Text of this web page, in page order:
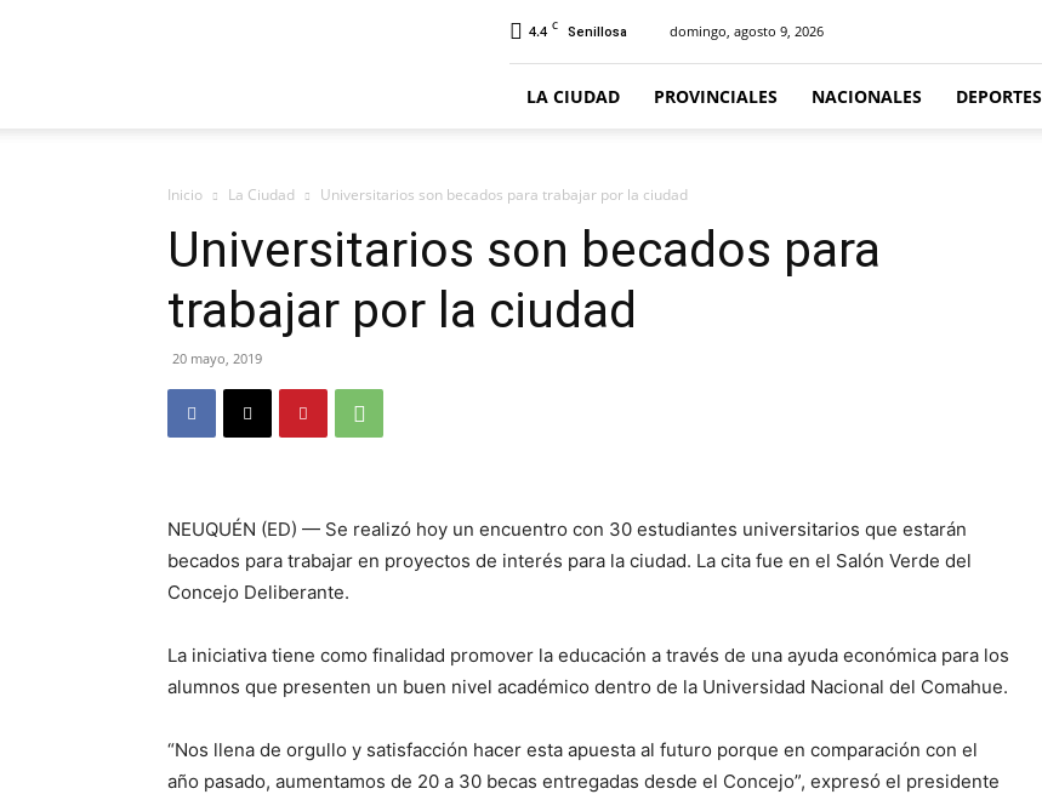
4.4 C Senillosa domingo, agosto 9, 2026
LA CIUDAD PROVINCIALES NACIONALES DEPORTES
Inicio La Ciudad Universitarios son becados para trabajar por la ciudad
Universitarios son becados para
trabajar por la ciudad
20 mayo, 2019
NEUQUÉN (ED) — Se realizó hoy un encuentro con 30 estudiantes universitarios que estarán
becados para trabajar en proyectos de interés para la ciudad. La cita fue en el Salón Verde del
Concejo Deliberante.
La iniciativa tiene como finalidad promover la educación a través de una ayuda económica para los
alumnos que presenten un buen nivel académico dentro de la Universidad Nacional del Comahue.
“Nos llena de orgullo y satisfacción hacer esta apuesta al futuro porque en comparación con el
año pasado, aumentamos de 20 a 30 becas entregadas desde el Concejo”, expresó el presidente